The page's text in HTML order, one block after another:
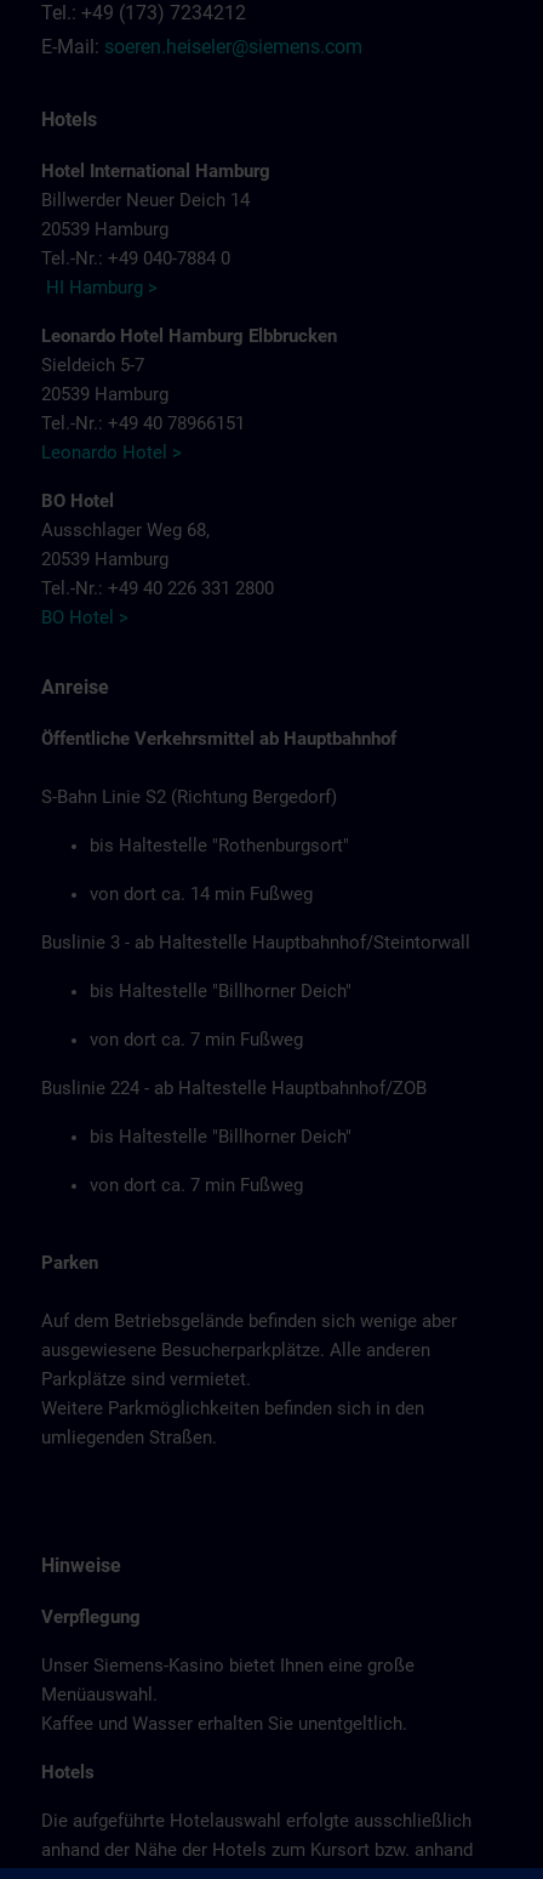
Tel.: +49 (173) 7234212
E-Mail: soeren.heiseler@siemens.com
Hotels
Hotel International Hamburg
Billwerder Neuer Deich 14
20539 Hamburg
Tel.-Nr.: +49 040-7884 0
HI Hamburg >
Leonardo Hotel Hamburg Elbbrucken
Sieldeich 5-7
20539 Hamburg
Tel.-Nr.: +49 40 78966151
Leonardo Hotel >
BO Hotel
Ausschlager Weg 68,
20539 Hamburg
Tel.-Nr.: +49 40 226 331 2800
BO Hotel >
Anreise
Öffentliche Verkehrsmittel ab Hauptbahnhof
S-Bahn Linie S2 (Richtung Bergedorf)
bis Haltestelle "Rothenburgsort"
von dort ca. 14 min Fußweg
Buslinie 3 - ab Haltestelle Hauptbahnhof/Steintorwall
bis Haltestelle "Billhorner Deich"
von dort ca. 7 min Fußweg
Buslinie 224 - ab Haltestelle Hauptbahnhof/ZOB
bis Haltestelle "Billhorner Deich"
von dort ca. 7 min Fußweg
Parken
Auf dem Betriebsgelände befinden sich wenige aber
ausgewiesene Besucherparkplätze. Alle anderen
Parkplätze sind vermietet.
Weitere Parkmöglichkeiten befinden sich in den
umliegenden Straßen.
Hinweise
Verpflegung
Unser Siemens-Kasino bietet Ihnen eine große
Menüauswahl.
Kaffee und Wasser erhalten Sie unentgeltlich.
Hotels
Die aufgeführte Hotelauswahl erfolgte ausschließlich
anhand der Nähe der Hotels zum Kursort bzw. anhand